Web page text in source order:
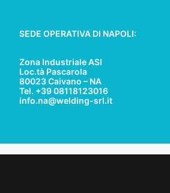
SEDE OPERATIVA DI NAPOLI:
Zona Industriale ASI
Loc.tà Pascarola
80023 Caivano – NA
Tel. +39 08118123016
info.na@welding-srl.it